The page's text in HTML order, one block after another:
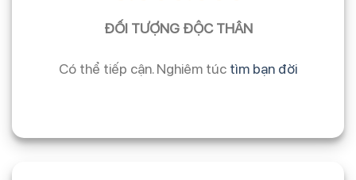
ĐỐI TƯỢNG ĐỘC THÂN
Có thể tiếp cận. Nghiêm túc tìm bạn đời